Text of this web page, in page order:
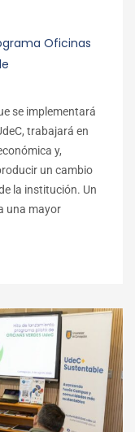
Oficinas
se implementará
trabajará en
y,
un cambio
la institución. Un
una mayor